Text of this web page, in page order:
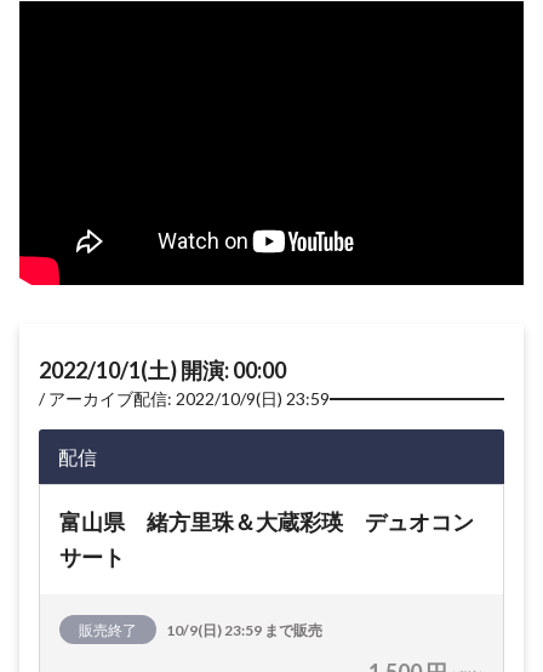
2022/10/1(土) 開演: 00:00
アーカイブ配信: 2022/10/9(日) 23:59
配信
富山県 緒方里珠＆大蔵彩瑛 デュオコン
サート
販売終了 10/9(日) 23:59 まで販売